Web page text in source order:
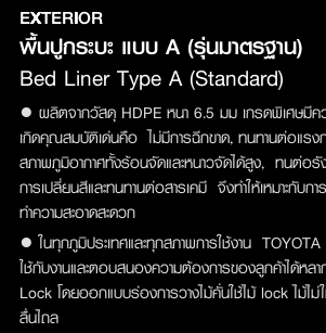
EXTERIOR
พื้นปูกระบะ แบบ A (รุ่นมาตรฐาน)
Bed Liner Type A (Standard)
● ผลิตจากวัสดุ HDPE หนา 6.5 มม เกรดพิเศษมีคว
เกิดคุณสมบัติเด่นคือ ไม่มีการฉีกขาด, ทนทานต่อแรง
สภาพภูมิอากาศทั้งร้อนจัดและหนาวจัดได้สูง, ทนต่อรั
การเปลี่ยนสีและทนทานต่อสารเคมี จึงทำให้เหมาะกับกา
ทำความสะอาดสะดวก
● ในทุกภูมิประเทศและทุกสภาพการใช้งาน
ใช้กับงานและตอบสนองความต้องการของลูกค้าได้หล
Lock โดยออกแบบร่องการวางไม้คั่นใช้ไม้ lock ไม้ไ
ลื่นไถล